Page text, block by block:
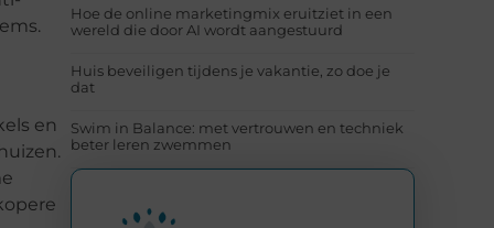
en
Hoe de online marketingmix eruitziet in een
wereld die door AI wordt aangestuurd
Huis beveiligen tijdens je vakantie, zo doe je
dat
Swim in Balance: met vertrouwen en techniek
beter leren zwemmen